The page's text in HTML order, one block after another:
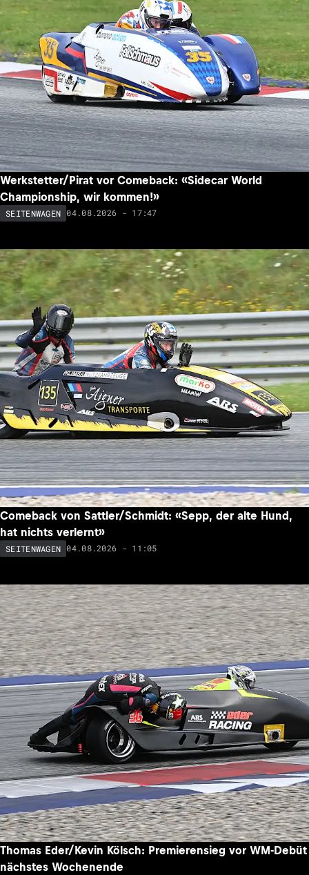
Werkstetter/Pirat vor Comeback: «Sidecar World
Championship, wir kommen!»
SEITENWAGEN 04.08.2026 - 17:47
Comeback von Sattler/Schmidt: «Sepp, der alte Hund,
hat nichts verlernt»
SEITENWAGEN 04.08.2026 - 11:05
Thomas Eder/Kevin Kölsch: Premierensieg vor WM-Debüt
nächstes Wochenende